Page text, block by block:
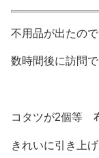
不用品が出たの
数時間後に訪問で
コタツが2個等
きれいに引き上げ